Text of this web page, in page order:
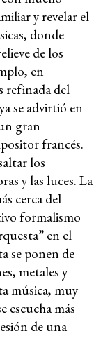
y revelar el
donde
de los
en
refinada del
se advirtió en
gran
francés.
los
y las luces. La
cerca del
formalismo
en el
se ponen de
metales y
música, muy
escucha más
de una